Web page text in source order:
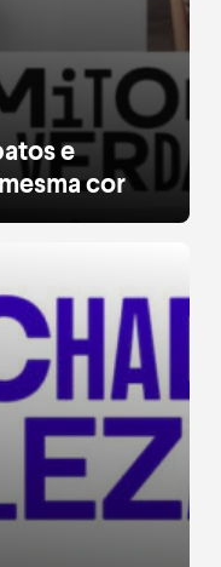
e
cor
dúvidas mais
de
de
rápidas, é